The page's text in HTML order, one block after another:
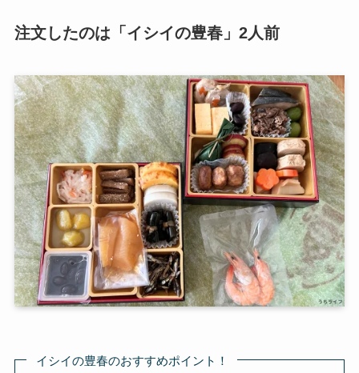
注文したのは「イシイの豊春」2人前
イシイの豊春のおすすめポイント！